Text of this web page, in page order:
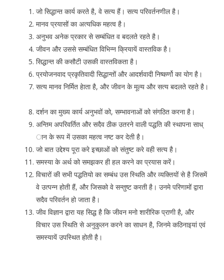
जो सिद्धान्त कार्य करते है, वे सत्य हैं। सत्य परिवर्तनणील है।
मानव प्रयासों का अत्यधिक महत्व है।
अनुभव अनेक प्रकार से सम्बंधित व बदलते रहते है।
जीवन और उससे सम्बंधित विभिन्न क्रियायें वास्तविक है।
सिद्धान्त की कसौटी उसकी वास्तविकता है।
प्रयोजनवाद प्रकृतिवादी सिद्धान्तों और आदर्शवादी निष्कर्णो का योग है।
सत्य मानव निर्मित हेाता है, और जीवन के मूल्य और सत्य बदलते रहते है।
दर्शन का मुख्य कार्य अनुभवों को, सम्भावनाओं को संगठित करना है।
अन्तिम अपरिवर्तित और सदैव ठीक उतरने वाली पद्धति की स्थापना साध्
ान के रूप में उसका महत्व नष्ट कर देती है।
जो बात उद्देश्य पूरा करे इच्छाओं को संतुष्ट करे वही सत्य है।
समस्या के अर्थ को समझकर ही हल करने का प्रयास करें।
विचारों की सभी पद्धतियो का सम्बंध उस स्थिति और व्यक्तियों से है जिसमें
वे उत्पन्न होती हैं, और जिसको वे सन्तुष्ट करती है। उनमे परिणामों द्वारा
सदैव परिवर्तन हो जाता है।
जीव विज्ञान द्वारा यह सिद्ध है कि जीवन मनो शारीरिक प्राणी है, और
विचार उस स्थिति से अनुकुलन करने का साधन है, जिनमे कठिनाइयां एवं
समस्यायें उपस्थित होती है।